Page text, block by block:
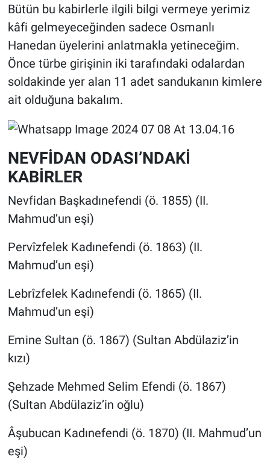
Bütün bu kabirlerle ilgili bilgi vermeye yerimiz
kâfi gelmeyeceğinden sadece Osmanlı
Hanedan üyelerini anlatmakla yetineceğim.
Önce türbe girişinin iki tarafındaki odalardan
soldakinde yer alan 11 adet sandukanın kimlere
ait olduğuna bakalım.
NEVFİDAN ODASI’NDAKİ
KABİRLER
Nevfidan Başkadınefendi (ö. 1855) (II.
Mahmud’un eşi)
Pervîzfelek Kadınefendi (ö. 1863) (II.
Mahmud’un eşi)
Lebrîzfelek Kadınefendi (ö. 1865) (II.
Mahmud’un eşi)
Emine Sultan (ö. 1867) (Sultan Abdülaziz’in
kızı)
Şehzade Mehmed Selim Efendi (ö. 1867)
(Sultan Abdülaziz’in oğlu)
Âşubucan Kadınefendi (ö. 1870) (II. Mahmud’un
eşi)